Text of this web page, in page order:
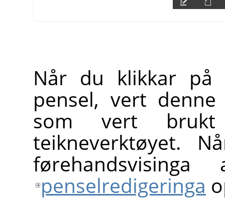
Når du klikkar på
pensel, vert
som vert
teikneverktøyet.
penselredigeringa